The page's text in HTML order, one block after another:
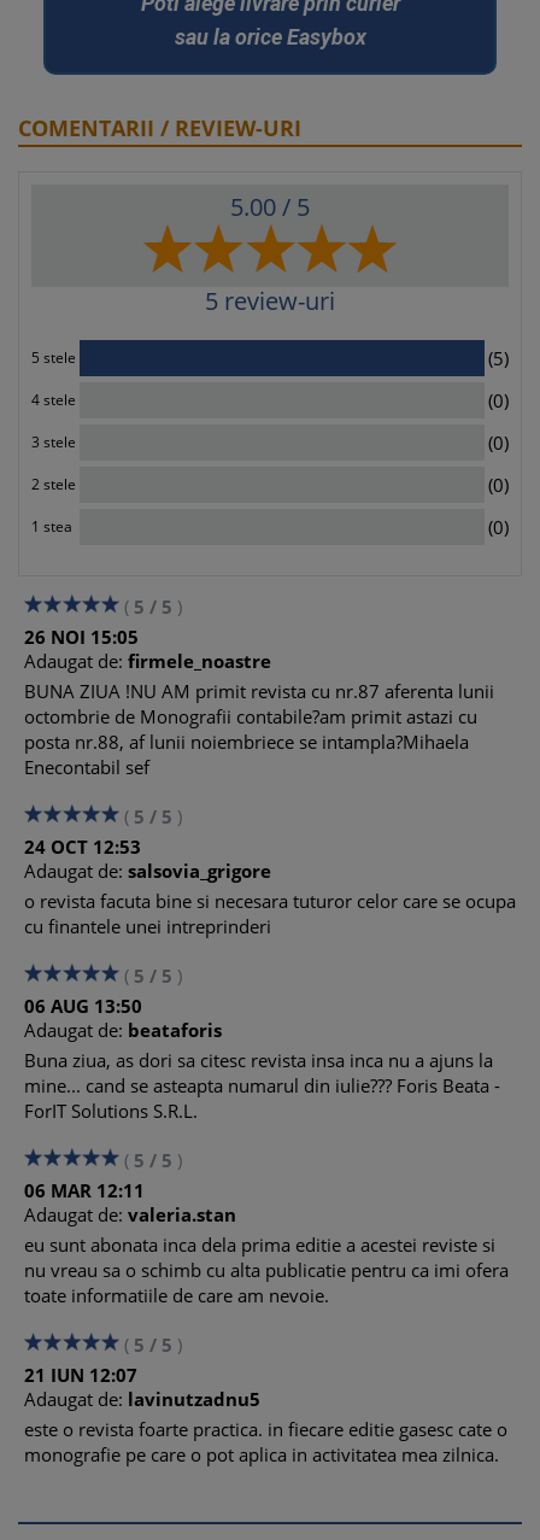
sau la orice Easybox
COMENTARII / REVIEW-URI
5.00/ 5
5 review-uri
5 stele (5)
4 stele (0)
3 stele (0)
2 stele (0)
1 stea (0)
( 5 / 5 )
26 NOI 15:05
Adaugat de: firmele_noastre
BUNA ZIUA !NU AM primit revista cu nr.87 aferenta lunii
octombrie de Monografii contabile?am primit astazi cu
posta nr.88, af lunii noiembriece se intampla?Mihaela
Enecontabil sef
( 5 / 5 )
24 OCT 12:53
Adaugat de: salsovia_grigore
o revista facuta bine si necesara tuturor celor care se ocupa
cu finantele unei intreprinderi
( 5 / 5 )
06 AUG 13:50
Adaugat de: beataforis
Buna ziua, as dori sa citesc revista insa inca nu a ajuns la
mine... cand se asteapta numarul din iulie??? Foris Beata -
ForIT Solutions S.R.L.
( 5 / 5 )
06 MAR 12:11
Adaugat de: valeria.stan
eu sunt abonata inca dela prima editie a acestei reviste si
nu vreau sa o schimb cu alta publicatie pentru ca imi ofera
toate informatiile de care am nevoie.
( 5 / 5 )
21 IUN 12:07
Adaugat de: lavinutzadnu5
este o revista foarte practica. in fiecare editie gasesc cate o
monografie pe care o pot aplica in activitatea mea zilnica.